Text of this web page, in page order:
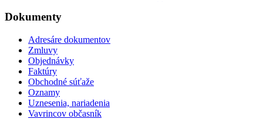
Dokumenty
Adresáre dokumentov
Zmluvy
Objednávky
Faktúry
Obchodné súťaže
Oznamy
Uznesenia, nariadenia
Vavrincov občasník